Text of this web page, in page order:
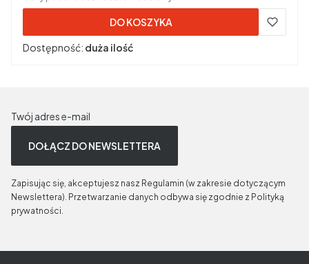
DO KOSZYKA
Dostępność: duża ilość
Twój adres e-mail
DOŁĄCZ DO NEWSLETTERA
Zapisując się, akceptujesz nasz Regulamin (w zakresie dotyczącym
Newslettera). Przetwarzanie danych odbywa się zgodnie z Polityką
prywatności.